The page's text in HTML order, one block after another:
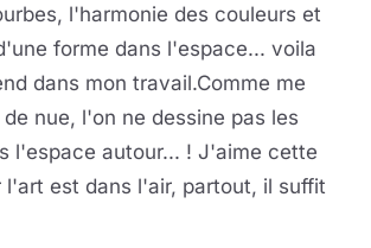
l'harmonie des couleurs et
forme dans l'espace... voila
dans mon travail.Comme me
nue, l'on ne dessine pas les
l'espace autour... ! J'aime cette
l'art est dans l'air, partout, il suffit